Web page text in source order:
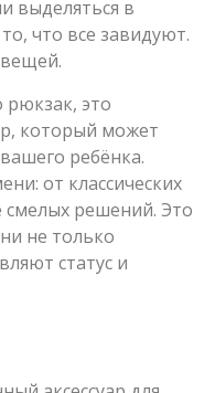
выделяться в
что все завидуют.
рюкзак, это
который может
ребёнка.
от классических
смелых решений. Это
не только
статус и